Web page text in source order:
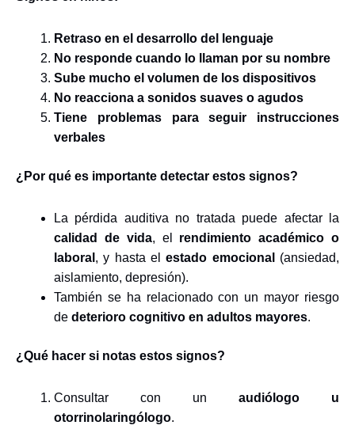
Retraso en el desarrollo del lenguaje
No responde cuando lo llaman por su nombre
Sube mucho el volumen de los dispositivos
No reacciona a sonidos suaves o agudos
Tiene problemas para seguir instrucciones
verbales
¿Por qué es importante detectar estos signos?
La pérdida auditiva no tratada puede afectar la
calidad de vida, el rendimiento académico o
laboral , y hasta elestado emocional
(ansiedad,
aislamiento, depresión).
También se ha relacionado con un mayor riesgo
de deterioro cognitivo en adultos mayores.
¿Qué hacer si notas estos signos?
Consultar con un audiólogo u
otorrinolaringólogo.